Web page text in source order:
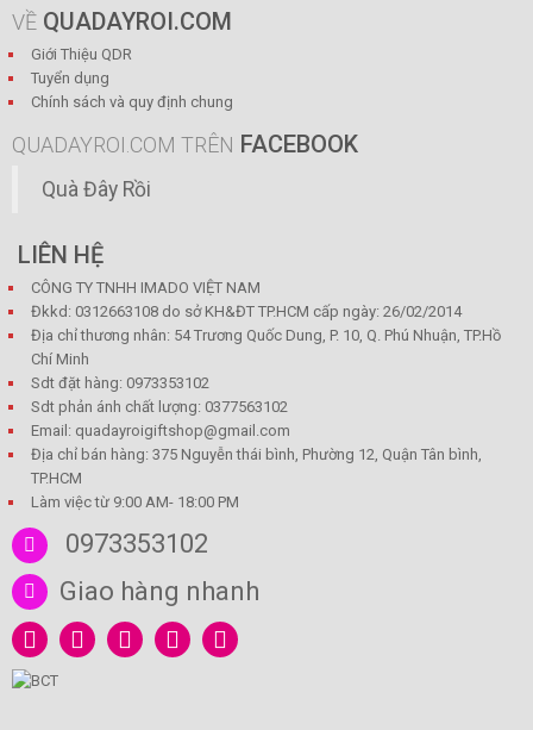
VỀ QUADAYROI.COM
Giới Thiệu QDR
Tuyển dụng
Chính sách và quy định chung
QUADAYROI.COM TRÊN FACEBOOK
Quà Đây Rồi
LIÊN HỆ
CÔNG TY TNHH IMADO VIỆT NAM
Đkkd: 0312663108 do sở KH&ĐT TP.HCM cấp ngày: 26/02/2014
Địa chỉ thương nhân: 54 Trương Quốc Dung, P. 10, Q. Phú Nhuận, TP.Hồ
Chí Minh
Sdt đặt hàng: 0973353102
Sdt phản ánh chất lượng: 0377563102
Email: quadayroigiftshop@gmail.com
Địa chỉ bán hàng: 375 Nguyễn thái bình, Phường 12, Quận Tân bình,
TP.HCM
Làm việc từ 9:00 AM- 18:00 PM
0973353102
Giao hàng nhanh